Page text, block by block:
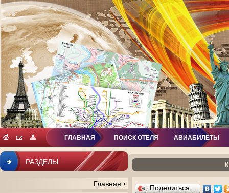
Поделиться…
РАЗДЕЛЫ
Главная
ГЛАВНАЯ ПОИСК ОТЕЛЯ АВИАБИЛЕТЫ